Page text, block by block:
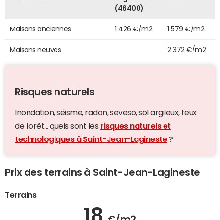
(46400)
Maisons anciennes 1 426 €/m2 1 579 €/m2
Maisons neuves 2 372 €/m2
Risques naturels
Inondation, séisme, radon, seveso, sol argileux, feux
de forêt... quels sont les risques naturels et
technologiques à Saint-Jean-Lagineste?
Prix des terrains à Saint-Jean-Lagineste
Terrains
18